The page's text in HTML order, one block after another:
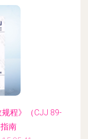
规程》（CJJ 89-
南